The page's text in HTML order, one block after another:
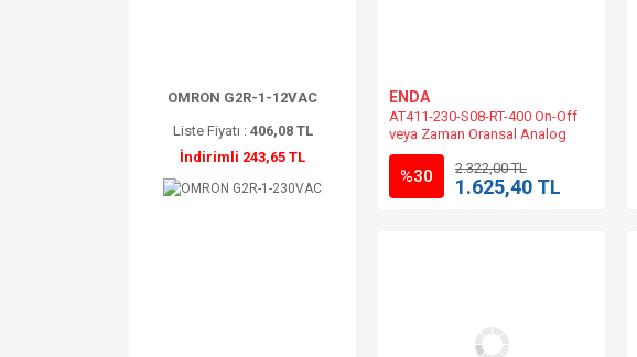
OMRON G2R-1-12VAC
Liste Fiyatı : 406,08 TL
İndirimli 243,65 TL
ENDA
AT411-230-S08-RT-400 On-Off
veya Zaman Oransal Analog
Sıcaklık Kontrol 48x48mm
230VAC +%10 -%20 | AT411-RT-
400-230 VAC Muadili.
%30 2.322,00 TL
1.625,40 TL